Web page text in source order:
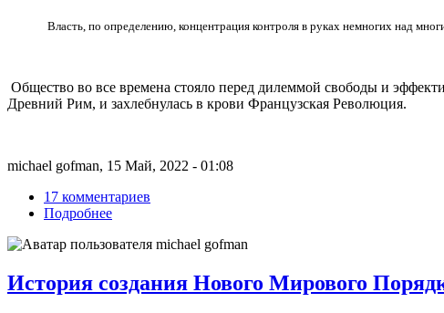
Власть, по определению, концентрация контроля в руках немногих над
Общество во все времена стояло перед дилеммой свободы и
Древний Рим, и захлебнулась в крови Французская Революция.
michael gofman, 15 Май, 2022 - 01:08
17 комментариев
Подробнее
История создания Нового Мирового